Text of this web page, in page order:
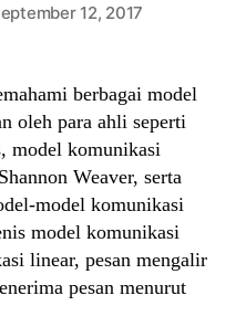
12, 2017
berbagai model
oleh para ahli seperti
model komunikasi
Weaver, serta
model komunikasi
model komunikasi
linear, pesan mengalir
pesan menurut